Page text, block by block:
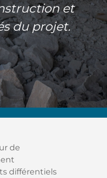
et
du projet.
de
différentiels